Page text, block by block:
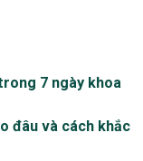
7 ngày khoa
đâu và cách khắc